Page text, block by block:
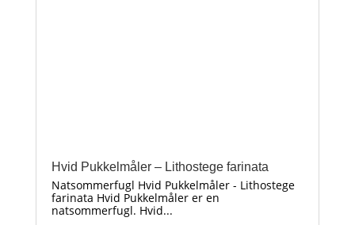
Hvid Pukkelmåler – Lithostege farinata
Natsommerfugl Hvid Pukkelmåler - Lithostege
farinata Hvid Pukkelmåler er en
natsommerfugl. Hvid...